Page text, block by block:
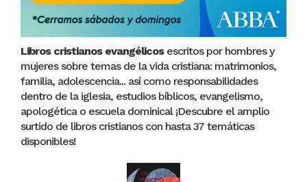
Libros cristianos evangélicosescritos por hombres y
mujeres sobre temas de la vida cristiana: matrimonios,
familia, adolescencia... así como responsabilidades
dentro de la iglesia, estudios bíblicos, evangelismo,
apologética o escuela dominical ¡Descubre el amplio
surtido de libros cristianos con hasta 37 temáticas
disponibles!